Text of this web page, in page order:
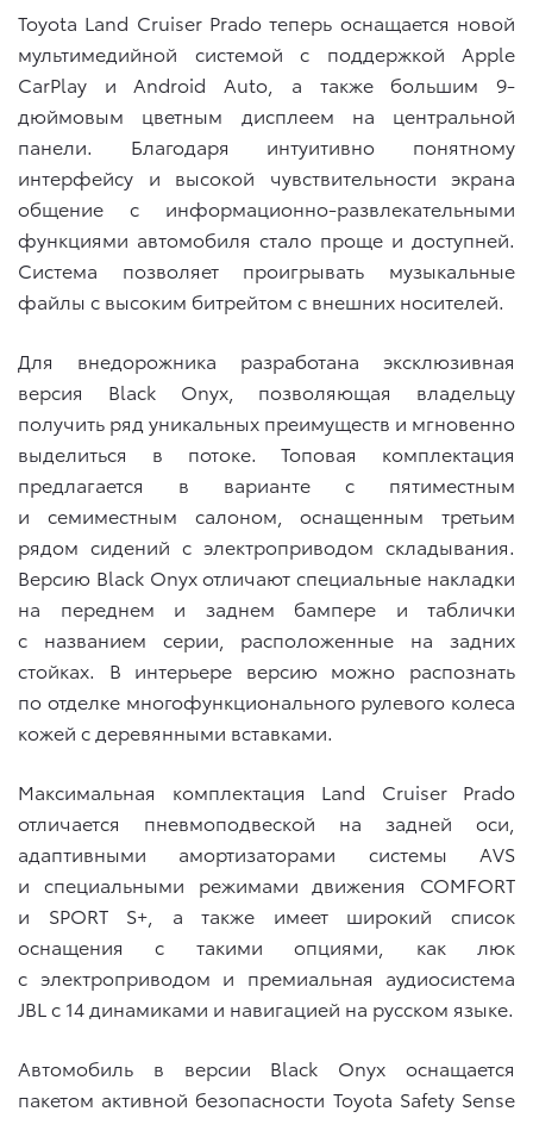
Toyota Land Cruiser Prado теперь оснащается новой
мультимедийной системой с поддержкой Apple
CarPlay и Android Auto, а также большим 9-
дюймовым цветным дисплеем на центральной
панели. Благодаря интуитивно понятному
интерфейсу и высокой чувствительности экрана
общение с информационно-развлекательными
функциями автомобиля стало проще и доступней.
Система позволяет проигрывать музыкальные
файлы с высоким битрейтом с внешних носителей.
Для внедорожника разработана эксклюзивная
версия Black Onyx, позволяющая владельцу
получить ряд уникальных преимуществ и мгновенно
выделиться в потоке. Топовая комплектация
предлагается в варианте с пятиместным
и семиместным салоном, оснащенным третьим
рядом сидений с электроприводом складывания.
Версию Black Onyx отличают специальные накладки
на переднем и заднем бампере и таблички
с названием серии, расположенные на задних
стойках. В интерьере версию можно распознать
по отделке многофункционального рулевого колеса
кожей с деревянными вставками.
Максимальная комплектация Land Cruiser Prado
отличается пневмоподвеской на задней оси,
адаптивными амортизаторами системы AVS
и специальными режимами движения COMFORT
и SPORT S+, а также имеет широкий список
оснащения с такими опциями, как люк
с электроприводом и премиальная аудиосистема
JBL с 14 динамиками и навигацией на русском языке.
Автомобиль в версии Black Onyx оснащается
пакетом активной безопасности Toyota Safety Sense